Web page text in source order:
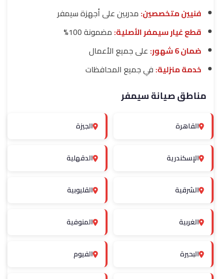
فنيين متخصصين: مدربين على أجهزة سيمفر
قطع غيار سيمفر الأصلية: مضمونة 100%
ضمان 6 شهور:
على جميع الأعمال
خدمة منزلية: في جميع المحافظات
مناطق صيانة سيمفر
القاهرة الجيزة
الإسكندرية الدقهلية
الشرقية القليوبية
الغربية المنوفية
البحيرة الفيوم